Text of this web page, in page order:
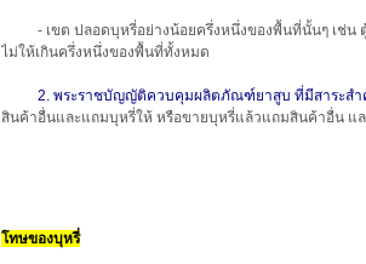
- เขต ปลอดบุหรี่อย่างน้อยครึ่งหนึ่งของพื้นที่นั้นๆ เช่
ไม่ให้เกินครึ่งหนึ่งของพื้นที่ทั้งหมด
2. พระราชบัญญัติควบคุมผลิตภัณฑ์ยาสูบ ที่มีสาระสำคัญ
สินค้าอื่นและแถมบุหรี่ให้ หรือขายบุหรี่แล้วแถมสินค้าอื่น แ
โทษของบุหรี่